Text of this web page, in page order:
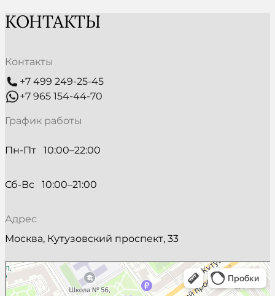
КОНТАКТЫ
Контакты
+7 499 249-25-45
+7 965 154-44-70
График работы
Пн-Пт   10:00–22:00
Сб-Вс   10:00–21:00
Адрес
Москва, Кутузовский проспект, 33
Beautick
Салон красоты в Москве
Косметология в Москве